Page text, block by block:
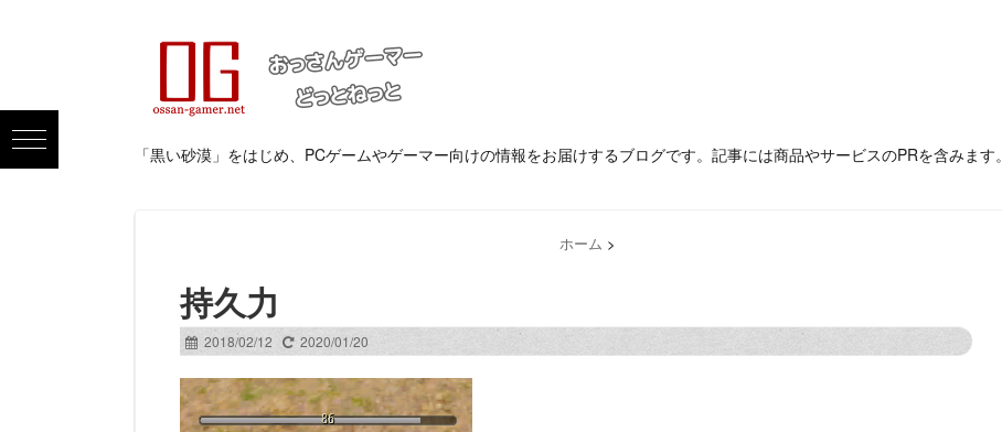
「黒い砂漠」をはじめ、PCゲームやゲーマー向けの情報をお届けするブログです。記事には商品やサービスのPRを含みます。
ホーム >
持久力
2018/02/12 2020/01/20